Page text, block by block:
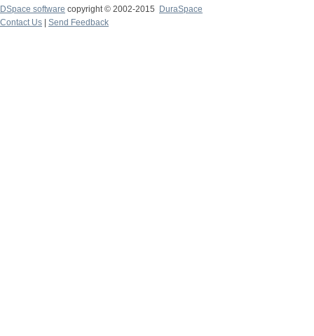
DSpace software copyright © 2002-2015
DuraSpace
Contact Us
Send Feedback